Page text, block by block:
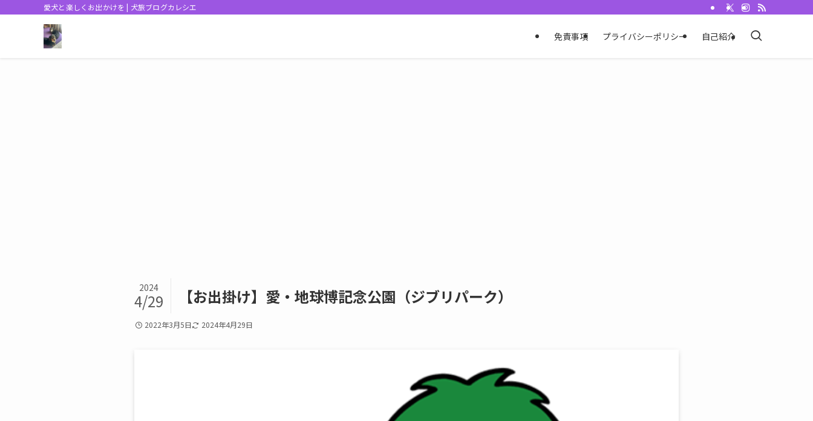
愛犬と楽しくお出かけを | 犬旅ブログカレシエ
免責事項 プライバシーポリシー 自己紹介
【お出掛け】愛・地球博記念公園（ジブリパーク）
2024
4/29
2022年3月5日 2024年4月29日